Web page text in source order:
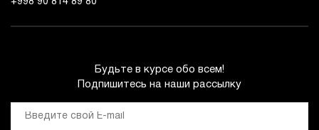
Будьте в курсе обо всем!
Подпишитесь на наши рассылку